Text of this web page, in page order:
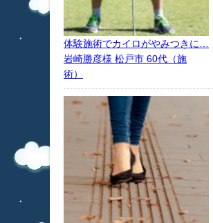
体験施術でカイロがやみつきに…
岩崎勝彦様 松戸市 60代（施
術）